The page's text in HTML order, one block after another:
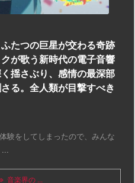
たつの巨星が交わる奇跡
が歌う新時代の電子音響
揺さぶり、感情の最深部
る。全人類が目撃すべき
験をしてしまったので、みんな
音楽界の ...